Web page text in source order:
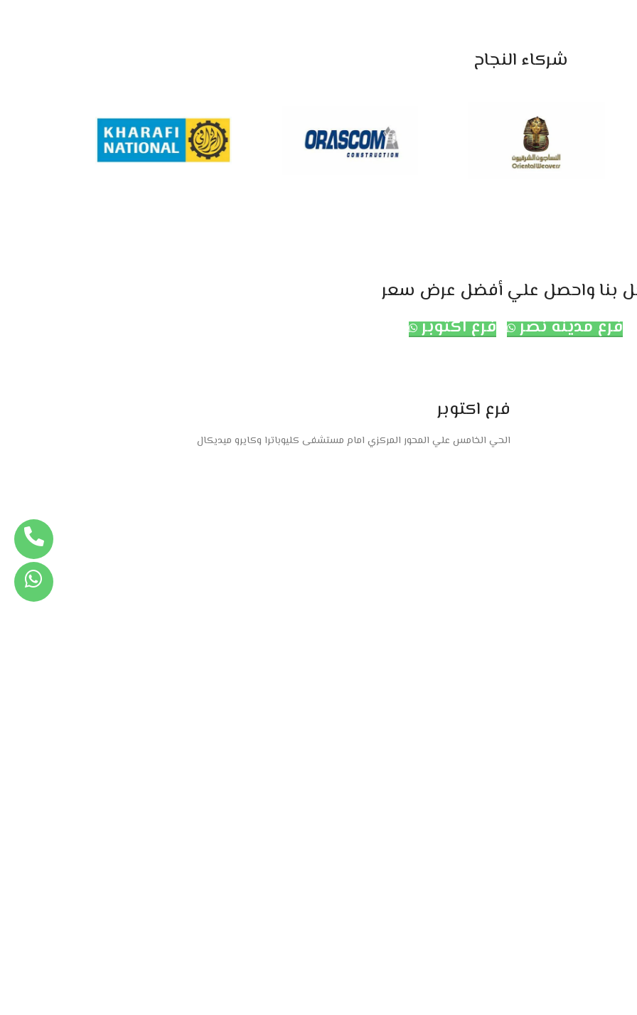
شركاء النجاح
بنا واحصل علي أفضل عرض سعر
فرع مدينه نصر
فرع اكتوبر
فرع اكتوبر
الحي الخامس علي المحور المركزي امام مستشفى كليوباترا وكايرو ميديكال